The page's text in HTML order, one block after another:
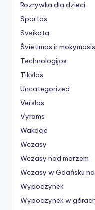
Rozrywka dla dzieci
Sportas
Sveikata
Švietimas ir mokymasis
Technologijos
Tikslas
Uncategorized
Verslas
Vyrams
Wakacje
Wczasy
Wczasy nad morzem
Wczasy w Gdańsku
Wypoczynek
Wypoczynek w górach